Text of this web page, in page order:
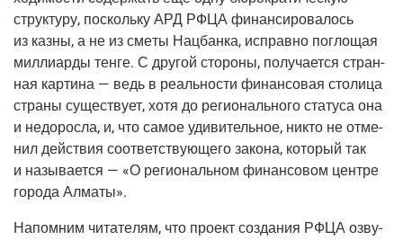
струк­ту­ру, посколь­ку АРД РФЦА финан­си­ро­ва­лось
из каз­ны, а не из сме­ты Нац­бан­ка, исправ­но погло­щая
мил­ли­ар­ды тен­ге. С дру­гой сто­ро­ны, полу­ча­ет­ся стран­
ная кар­ти­на — ведь в реаль­но­сти финан­со­вая сто­ли­ца
стра­ны суще­ству­ет, хотя до реги­о­наль­но­го ста­ту­са она
и недо­рос­ла, и, что самое уди­ви­тель­ное, никто не отме­
нил дей­ствия соот­вет­ству­ю­ще­го зако­на, кото­рый так
и назы­ва­ет­ся — «О реги­о­наль­ном финан­со­вом цен­тре
горо­да Алматы».
Напом­ним чита­те­лям, что про­ект созда­ния РФЦА озву­